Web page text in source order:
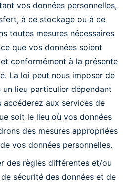
vos données personnelles,
à ce stockage ou à ce
toutes mesures nécessaires
que vos données soient
conformément à la présente
La loi peut nous imposer de
lieu particulier dépendant
accéderez aux services de
soit le lieu où vos données
des mesures appropriées
vos données personnelles.
des règles différentes et/ou
sécurité des données et de